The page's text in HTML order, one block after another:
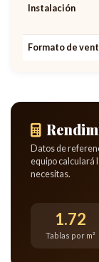
Instalación
Formato de
Datos de
equipo calculará
necesitas.
1.72
Tablas por m²